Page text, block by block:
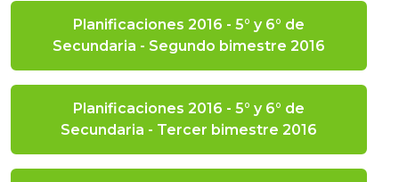
Planificaciones 2016 - 5° y 6° de
Secundaria - Segundo bimestre 2016
Planificaciones 2016 - 5° y 6° de
Secundaria - Tercer bimestre 2016